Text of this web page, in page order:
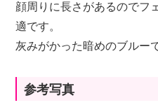
顔周りに長さがあるのでフ
適です。
灰みがかった暗めのブルー
参考写真